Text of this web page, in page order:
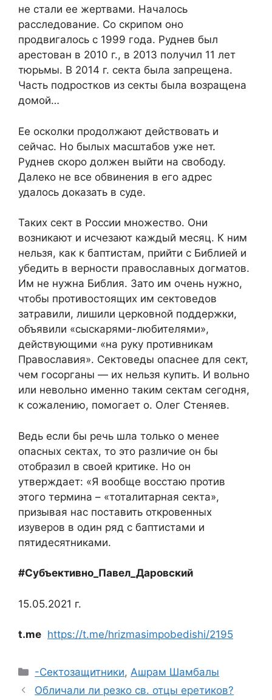
не стали ее жертвами. Началось
расследование. Со скрипом оно
продвигалось с 1999 года. Руднев был
арестован в 2010 г., в 2013 получил 11 лет
тюрьмы. В 2014 г. секта была запрещена.
Часть подростков из секты была возращена
домой…
Ее осколки продолжают действовать и
сейчас. Но былых масштабов уже нет.
Руднев скоро должен выйти на свободу.
Далеко не все обвинения в его адрес
удалось доказать в суде.
Таких сект в России множество. Они
возникают и исчезают каждый месяц. К ним
нельзя, как к баптистам, прийти с Библией и
убедить в верности православных догматов.
Им не нужна Библия. Зато им очень нужно,
чтобы противостоящих им сектоведов
затравили, лишили церковной поддержки,
объявили «сыскарями-любителями»,
действующими «на руку противникам
Православия». Сектоведы опаснее для сект,
чем госорганы — их нельзя купить. И вольно
или невольно именно таким сектам сегодня,
к сожалению, помогает о. Олег Стеняев.
Ведь если бы речь шла только о менее
опасных сектах, то это различие он бы
отобразил в своей критике. Но он
утверждает: «Я вообще восстаю против
этого термина – «тоталитарная секта»,
призывая нас поставить откровенных
изуверов в один ряд с баптистами и
пятидесятниками.
#Субъективно_Павел_Даровский
15.05.2021 г.
t.me https://t.me/hrizmasimpobedishi/2195
Рубрики
-Сектозащитники,Ашрам Шамбалы
Обличали ли резко св. отцы еретиков?